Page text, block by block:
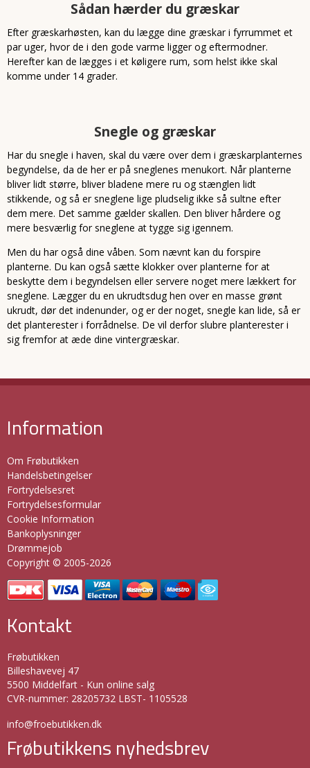
Sådan hærder du græskar
Efter græskarhøsten, kan du lægge dine græskar i fyrrummet et
par uger, hvor de i den gode varme ligger og eftermodner.
Herefter kan de lægges i et køligere rum, som helst ikke skal
komme under 14 grader.
Snegle og græskar
Har du snegle i haven, skal du være over dem i græskarplanternes
begyndelse, da de her er på sneglenes menukort. Når planterne
bliver lidt større, bliver bladene mere ru og stænglen lidt
stikkende, og så er sneglene lige pludselig ikke så sultne efter
dem mere. Det samme gælder skallen. Den bliver hårdere og
mere besværlig for sneglene at tygge sig igennem.
Men du har også dine våben. Som nævnt kan du forspire
planterne. Du kan også sætte klokker over planterne for at
beskytte dem i begyndelsen eller servere noget mere lækkert for
sneglene. Lægger du en ukrudtsdug hen over en masse grønt
ukrudt, dør det indenunder, og er der noget, snegle kan lide, så er
det planterester i forrådnelse. De vil derfor slubre planterester i
sig fremfor at æde dine vintergræskar.
Information
Om Frøbutikken
Handelsbetingelser
Fortrydelsesret
Fortrydelsesformular
Cookie Information
Bankoplysninger
Drømmejob
Copyright © 2005-2026
Kontakt
Frøbutikken
Billeshavevej 47
5500 Middelfart - Kun online salg
CVR-nummer: 28205732 LBST- 1105528
info@froebutikken.dk
Frøbutikkens nyhedsbrev